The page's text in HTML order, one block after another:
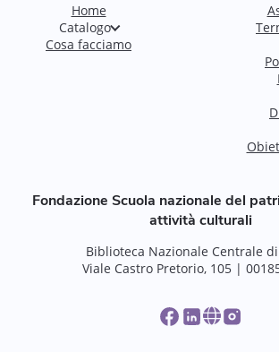
Home
Catalogo
Cosa facciamo
Fondazione Scuola nazionale del
attività culturali
Biblioteca Nazionale Centrale
Viale Castro Pretorio, 105 |